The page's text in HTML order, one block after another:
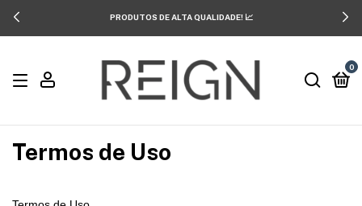
PRODUTOS DE ALTA QUALIDADE! 📈
0
Termos de Uso